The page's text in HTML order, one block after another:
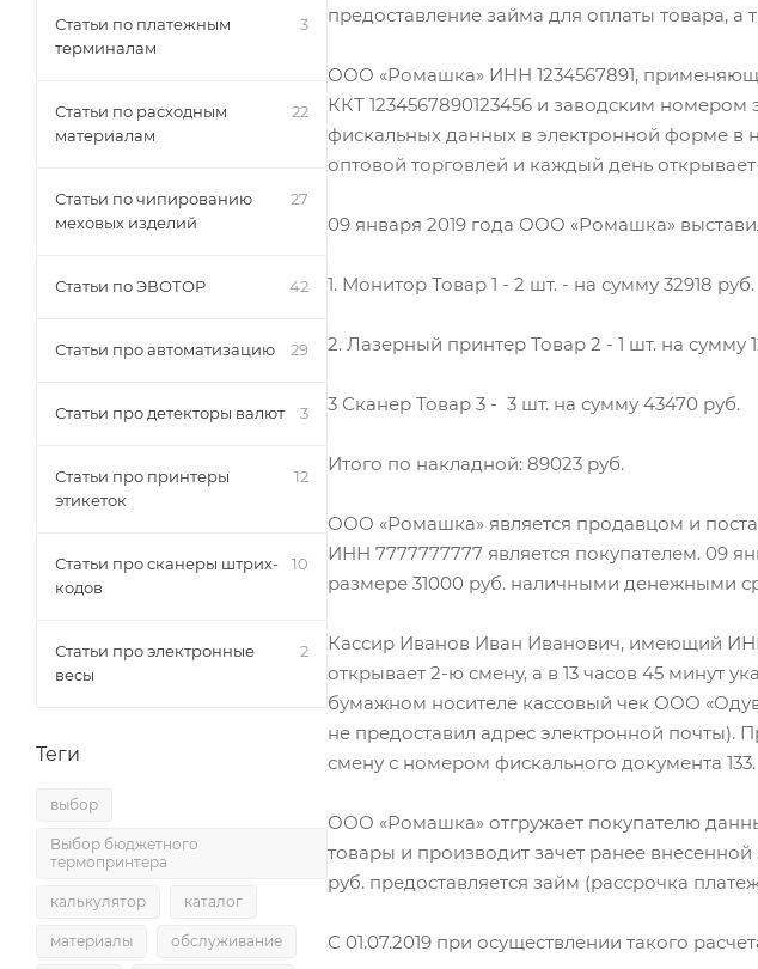
предоставление займа для оплаты товара,
ООО «Ромашка» ИНН 1234567891,
ККТ 1234567890123456 и заводским
фискальных данных в электронной форме в
оптовой торговлей и каждый день открывает
09 января 2019 года ООО «Ромашка»
1. Монитор Товар 1 - 2 шт. - на сумму 32918 руб.
2. Лазерный принтер Товар 2 - 1 шт. на сумму
3 Сканер Товар 3 - 3 шт. на сумму 43470 руб.
Итого по накладной: 89023 руб.
ООО «Ромашка» является продавцом и
ИНН 7777777777 является покупателем. 09
размере 31000 руб. наличными денежными
Кассир Иванов Иван Иванович, имеющий
открывает 2-ю смену, а в 13 часов 45 минут
бумажном носителе кассовый чек ООО
не предоставил адрес электронной почты).
смену с номером фискального документа 133.
ООО «Ромашка» отгружает покупателю
товары и производит зачет ранее
руб. предоставляется займ (рассрочка
С 01.07.2019 при осуществлении такого
Статьи по платежным
терминалам
3
Статьи по расходным
материалам
22
Статьи по чипированию
меховых изделий
27
Статьи по ЭВОТОР 42
Статьи про автоматизацию 29
Статьи про детекторы валют 3
Статьи про принтеры
этикеток
12
Статьи про сканеры штрих-
кодов
10
Статьи про электронные
весы
2
Теги
выбор
Выбор бюджетного
термопринтера
калькулятор каталог
материалы обслуживание